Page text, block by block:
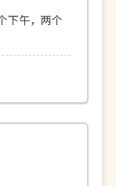
下午，两个
158分钟